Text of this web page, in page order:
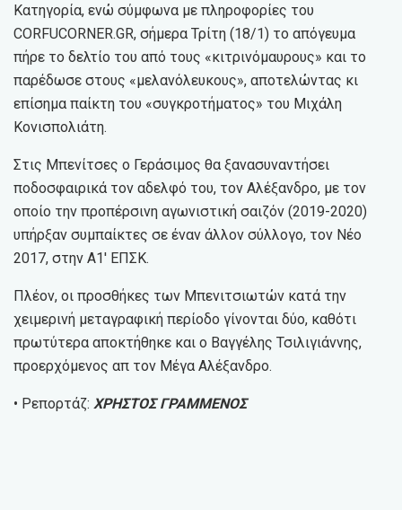
Κατηγορία, ενώ σύμφωνα με πληροφορίες του
CORFUCORNER.GR, σήμερα Τρίτη (18/1) το απόγευμα
πήρε το δελτίο του από τους «κιτρινόμαυρους» και το
παρέδωσε στους «μελανόλευκους», αποτελώντας κι
επίσημα παίκτη του «συγκροτήματος» του Μιχάλη
Κονισπολιάτη.
Στις Μπενίτσες ο Γεράσιμος θα ξανασυναντήσει
ποδοσφαιρικά τον αδελφό του, τον Αλέξανδρο, με τον
οποίο την προπέρσινη αγωνιστική σαιζόν (2019-2020)
υπήρξαν συμπαίκτες σε έναν άλλον σύλλογο, τον Νέο
2017, στην Α1′ ΕΠΣΚ.
Πλέον, οι προσθήκες των Μπενιτσιωτών κατά την
χειμερινή μεταγραφική περίοδο γίνονται δύο, καθότι
πρωτύτερα αποκτήθηκε και ο Βαγγέλης Τσιλιγιάννης,
προερχόμενος απ τον Μέγα Αλέξανδρο.
• Ρεπορτάζ: ΧΡΗΣΤΟΣ ΓΡΑΜΜΕΝΟΣ